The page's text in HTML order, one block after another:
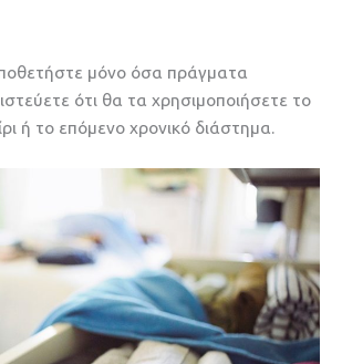
μόνο όσα πράγματα
ότι θα τα χρησιμοποιήσετε το
ή το επόμενο χρονικό διάστημα.